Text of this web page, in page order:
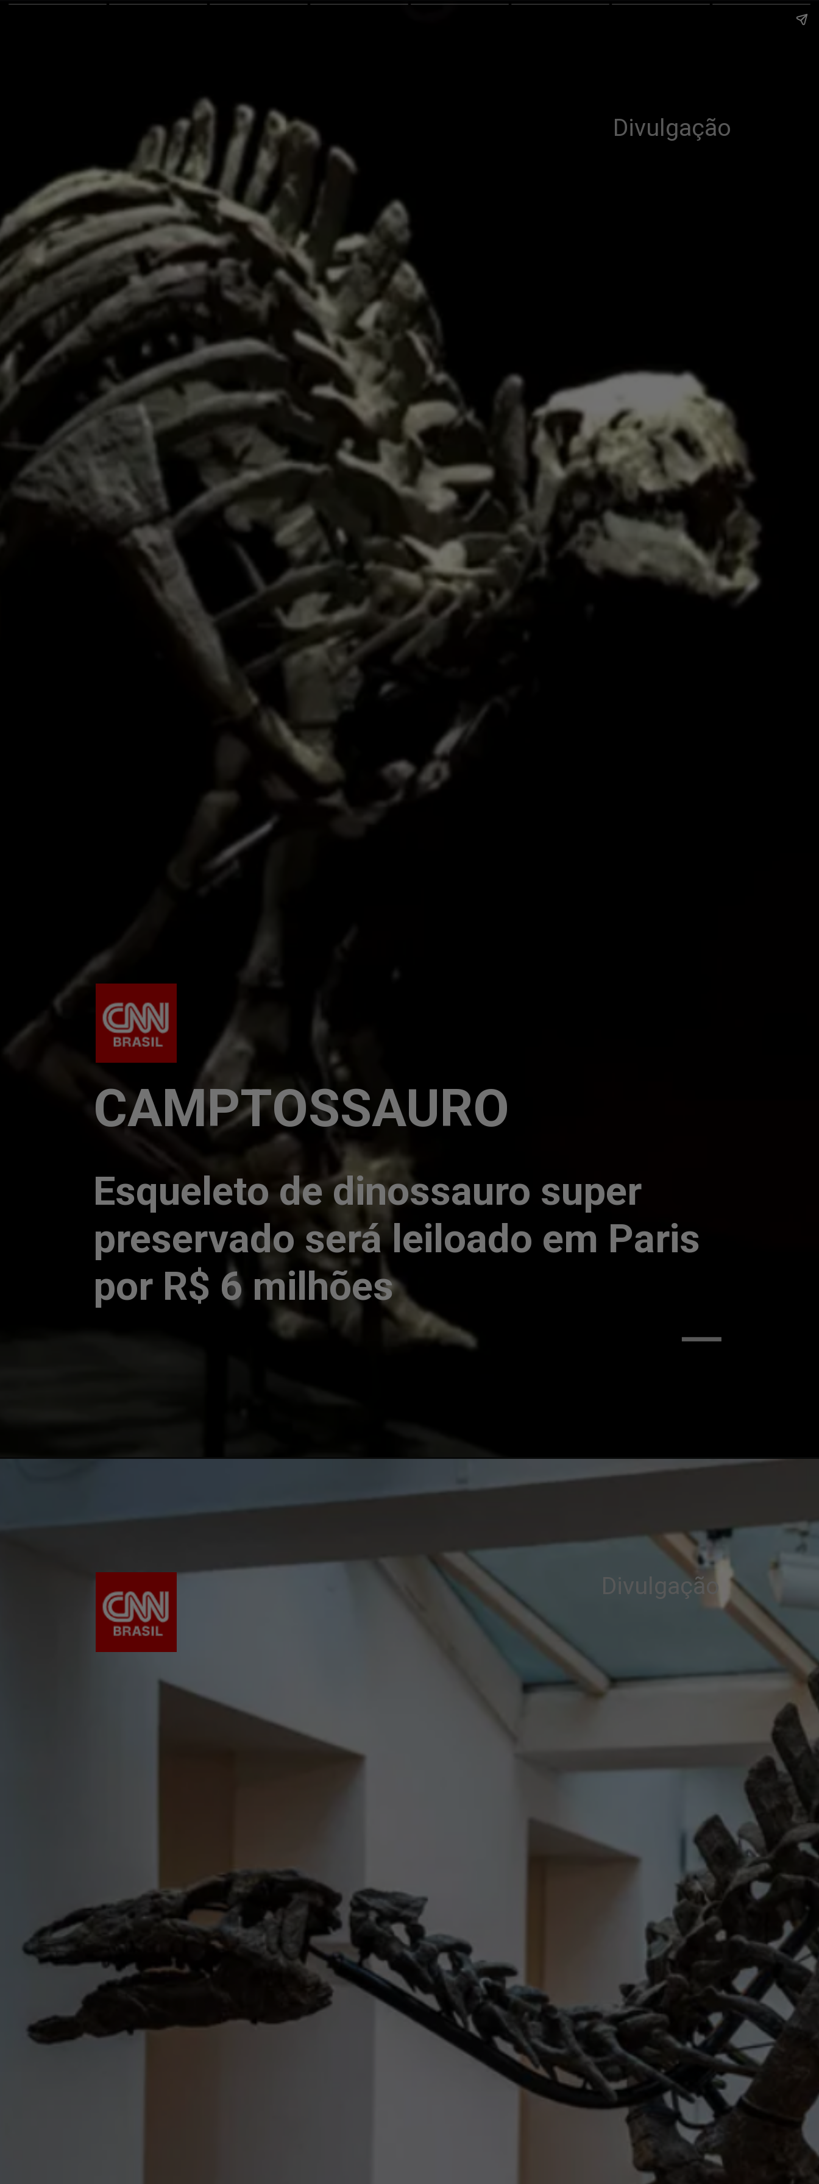
CAMPTOSSAURO
Esqueleto de dinossauro super
preservado será leiloado em Paris
por R$ 6 milhões
Divulgação
Divulgação